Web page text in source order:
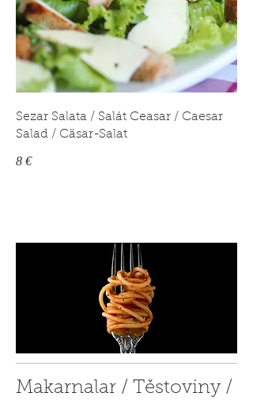
Sezar Salata / Salát Ceasar / Caesar
Salad / Cäsar-Salat
8 €
Makarnalar / Těstoviny /